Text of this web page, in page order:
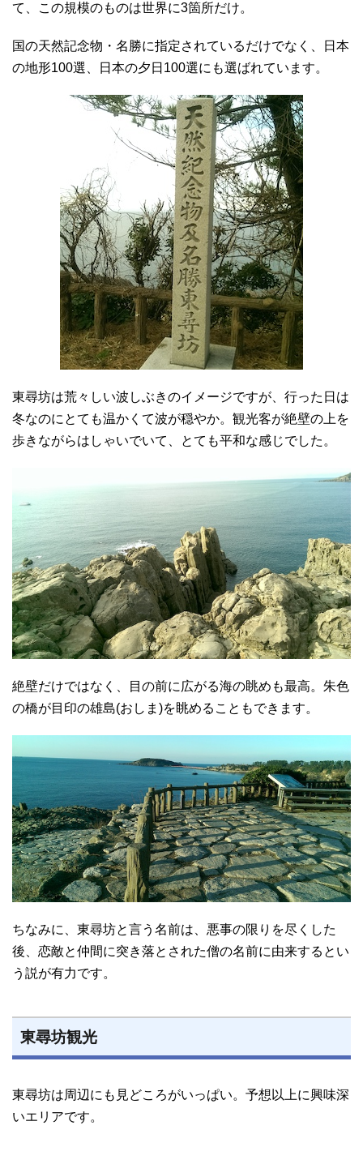
て、この規模のものは世界に3箇所だけ。
国の天然記念物・名勝に指定されているだけでなく、日本
の地形100選、日本の夕日100選にも選ばれています。
東尋坊は荒々しい波しぶきのイメージですが、行った日は
冬なのにとても温かくて波が穏やか。観光客が絶壁の上を
歩きながらはしゃいでいて、とても平和な感じでした。
絶壁だけではなく、目の前に広がる海の眺めも最高。朱色
の橋が目印の雄島(おしま)を眺めることもできます。
ちなみに、東尋坊と言う名前は、悪事の限りを尽くした
後、恋敵と仲間に突き落とされた僧の名前に由来するとい
う説が有力です。
東尋坊観光
東尋坊は周辺にも見どころがいっぱい。予想以上に興味深
いエリアです。